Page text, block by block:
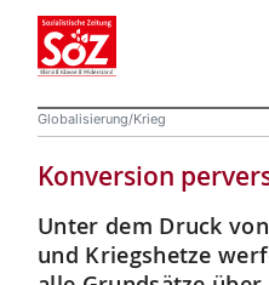
Globalisierung/Krieg
Konversion
Unter dem Druck
und Kriegshetze